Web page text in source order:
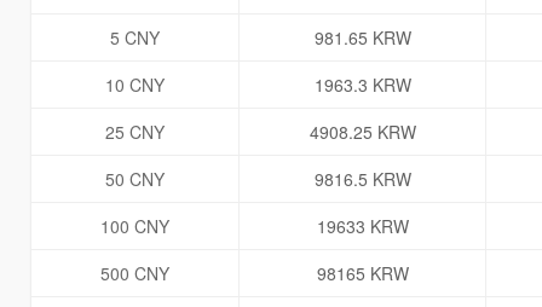
5 CNY
981.65 KRW
10 CNY
1963.3 KRW
25 CNY
4908.25 KRW
50 CNY
9816.5 KRW
100 CNY
19633 KRW
500 CNY
98165 KRW